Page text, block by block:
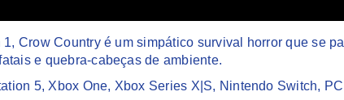
Crow Country é um simpático survival horror que se
e quebra-cabeças de ambiente.
5, Xbox One, Xbox Series X|S, Nintendo Switch, PC